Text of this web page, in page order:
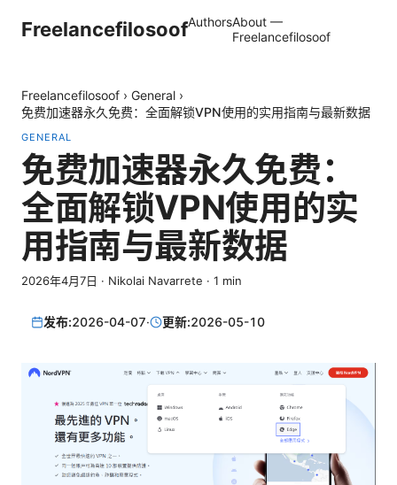
FreelancefilosoofAuthorsAbout —
Freelancefilosoof
Freelancefilosoof › General ›
免费加速器永久免费：全面解锁VPN使用的实用指南与最新数据
GENERAL
免费加速器永久免费：
全面解锁VPN使用的实
用指南与最新数据
2026年4月7日 · Nikolai Navarrete · 1 min
发布:2026-04-07· 更新:2026-05-10